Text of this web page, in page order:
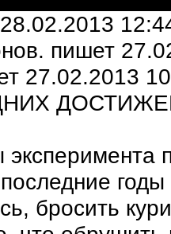
пишет
27.02.2013
эксперимента
бросить